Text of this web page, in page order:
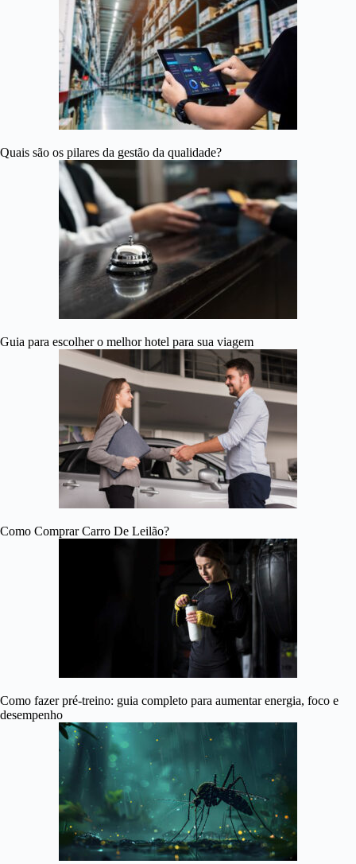
Quais são os pilares da gestão da qualidade?
Guia para escolher o melhor hotel para sua viagem
Como Comprar Carro De Leilão?
Como fazer pré-treino: guia completo para aumentar energia, foco e
desempenho